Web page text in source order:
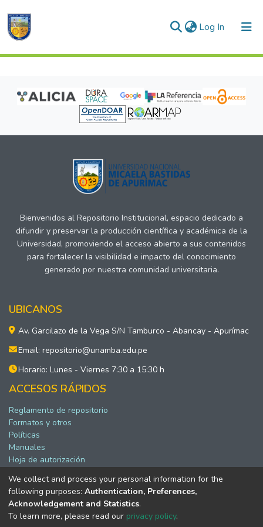
Log In (current)
All of DSpace
Bienvenidos al Repositorio Institucional, espacio dedicado a
difundir y preservar la producción científica y académica de la
Universidad, promoviendo el acceso abierto a sus contenidos
para fortalecer la visibilidad e impacto del conocimiento
generado por nuestra comunidad universitaria.
UBICANOS
Av. Garcilazo de la Vega S/N Tamburco - Abancay - Apurímac
Email: repositorio@unamba.edu.pe
Horario: Lunes - Viernes 7:30 a 15:30 h
ACCESOS RÁPIDOS
Reglamento de repositorio
Formatos y otros
Políticas
Manuales
Hoja de autorización
Software DSpace copyright © 2002-2026 LYRASIS
Configuración de cookies
Política de privacidad
We collect and process your personal information for the
following purposes: Authentication, Preferences,
Acknowledgement and Statistics.
To learn more, please read our privacy policy.